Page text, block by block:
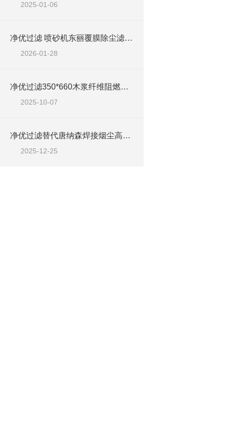
2025-01-06
净优过滤 喷砂机东丽覆膜除尘滤筒350*660
2026-01-28
净优过滤350*660木浆纤维阻燃除尘滤筒过滤精度
2025-10-07
净优过滤替代唐纳森焊接烟尘高效除尘滤筒优势
2025-12-25